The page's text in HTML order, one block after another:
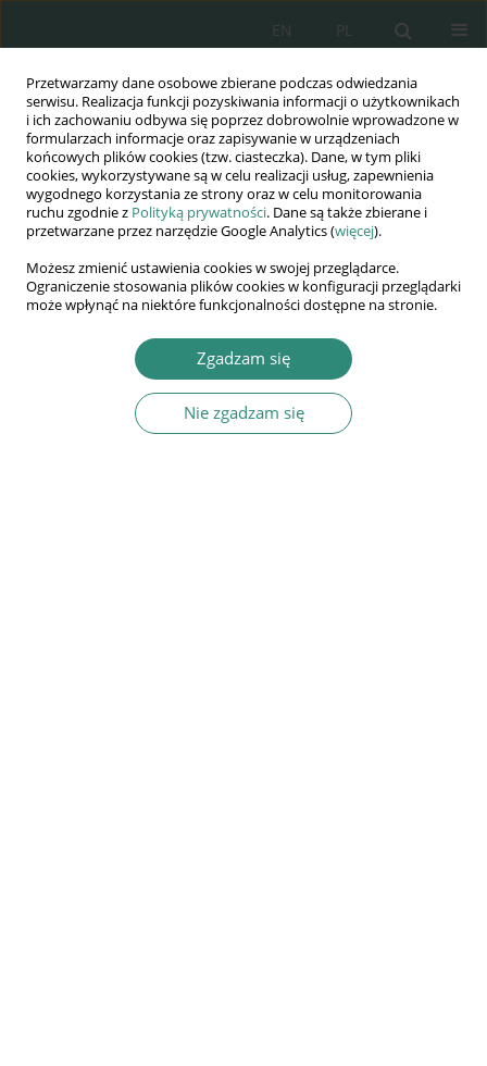
Przetwarzamy dane osobowe zbierane podczas odwiedzania
serwisu. Realizacja funkcji pozyskiwania informacji o użytkownikach
i ich zachowaniu odbywa się poprzez dobrowolnie wprowadzone w
formularzach informacje oraz zapisywanie w urządzeniach
końcowych plików cookies (tzw. ciasteczka). Dane, w tym pliki
cookies, wykorzystywane są w celu realizacji usług, zapewnienia
wygodnego korzystania ze strony oraz w celu monitorowania
ruchu zgodnie z Polityką prywatności. Dane są także zbierane i
przetwarzane przez narzędzie Google Analytics (więcej).
Możesz zmienić ustawienia cookies w swojej przeglądarce.
Ograniczenie stosowania plików cookies w konfiguracji przeglądarki
może wpłynąć na niektóre funkcjonalności dostępne na stronie.
Zgadzam się
Nie zgadzam się
PL
EN
Wydawnictwo
AWSGE
Akademia Nauk Stosowanych
WSGE
im. Alcide De Gasperi
Jarosław Jastrzębski
Rodzinne uwarunkowania postaw wobec miłości